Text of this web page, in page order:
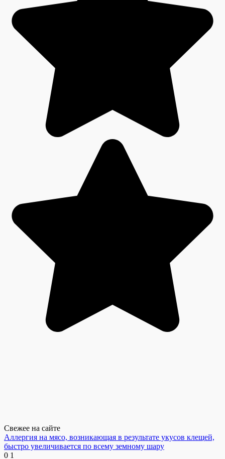
Свежее на сайте
Аллергия на мясо, возникающая в результате укусов клещей,
быстро увеличивается по всему земному шару
0 1